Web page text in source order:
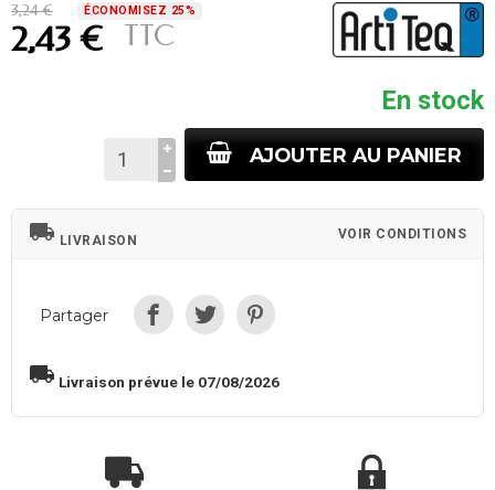
3,24 € ÉCONOMISEZ 25%
2,43 € TTC
En stock
AJOUTER AU PANIER
local_shipping LIVRAISON VOIR CONDITIONS
Partager
local_shipping Livraison prévue le 07/08/2026